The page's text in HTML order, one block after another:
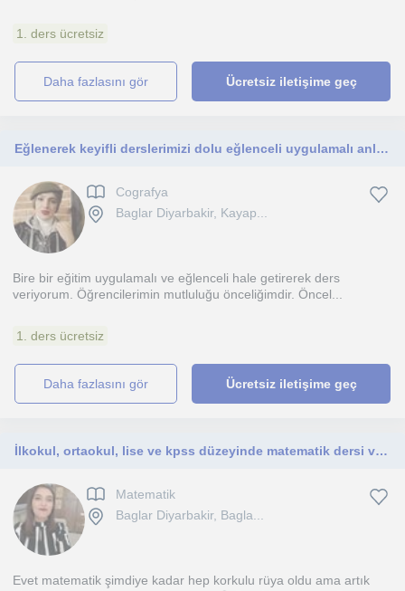
1. ders ücretsiz
daha fazlasını gör Ücretsiz iletişime geç
Eğlenerek keyifli derslerimizi dolu eğlenceli uygulamalı anlatarak öğrencilerıme ders veririm. Her yaşa uygun ders verebilirim
Cografya
Baglar Diyarbakir, Kayap...
Bire bir eğitim uygulamalı ve eğlenceli hale getirerek ders
veriyorum. Öğrencilerimin mutluluğu önceliğimdir. Öncel...
1. ders ücretsiz
daha fazlasını gör Ücretsiz iletişime geç
İlkokul, ortaokul, lise ve kpss düzeyinde matematik dersi veriyorum.Matematiğe karşı ön yargılara elveda diyeceğiz :)
Matematik
Baglar Diyarbakir, Bagla...
Evet matematik şimdiye kadar hep korkulu rüya oldu ama artık